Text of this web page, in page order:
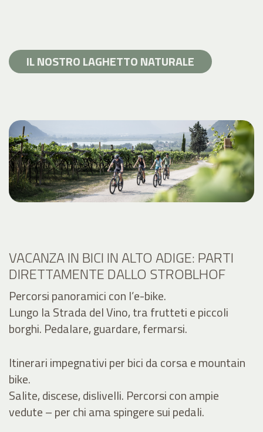
IL NOSTRO LAGHETTO NATURALE
VACANZA IN BICI IN ALTO ADIGE: PARTI
DIRETTAMENTE DALLO STROBLHOF
Percorsi panoramici con l’e-bike.
Lungo la Strada del Vino, tra frutteti e piccoli
borghi. Pedalare, guardare, fermarsi.
Itinerari impegnativi per bici da corsa e mountain
bike.
Salite, discese, dislivelli. Percorsi con ampie
vedute – per chi ama spingere sui pedali.